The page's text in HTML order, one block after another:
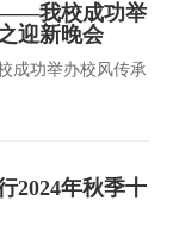
我校成功举
迎新晚会
成功举办校风传承
2024年秋季十